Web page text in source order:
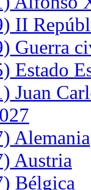
II
Guerra
Estado
Juan
Alemania
Austria
Bélgica